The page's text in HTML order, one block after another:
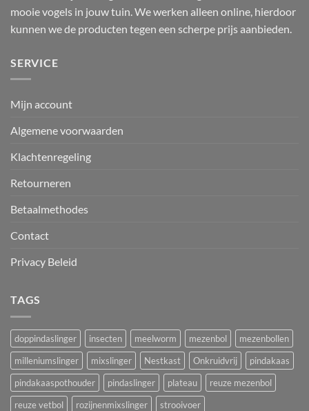
mooie vogels in jouw tuin. We werken alleen online, hierdoor
kunnen we de producten tegen een scherpe prijs aanbieden.
SERVICE
Mijn account
Algemene voorwaarden
Klachtenregeling
Retourneren
Betaalmethodes
Contact
Privacy Beleid
TAGS
doppindaslinger insecten meelworm mezenbol
mezenbollen
milleniumslinger
mixslinger Nestkast Onkruidvrij
pindakaas
pindakaaspothouder
pindaslinger plateau
reuze mezenbol
reuze vetbol
rozijnenmixslinger
strooivoer